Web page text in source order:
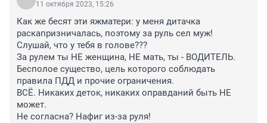
11 октября 2023, 15:26
Как же бесят эти яжматери: у меня дитачка
раскапризничалась, поэтому за руль сел муж!
Слушай, что у тебя в голове???
За рулем ты НЕ женщина, НЕ мать, ты - ВОДИТЕЛЬ.
Бесполое существо, цель которого соблюдать
правила ПДД и прочие ограничения.
ВСЁ. Никаких деток, никаких оправданий быть НЕ
может.
Не согласна? Нафиг из-за руля!